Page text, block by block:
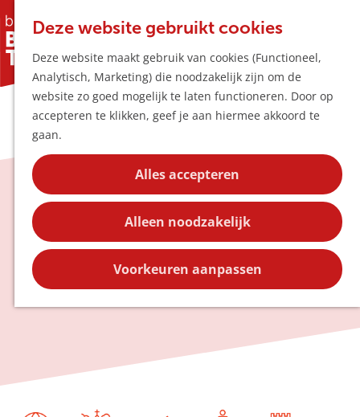
Deze website gebruikt cookies
Deze website maakt gebruik van cookies (Functioneel,
Analytisch, Marketing) die noodzakelijk zijn om de
website zo goed mogelijk te laten functioneren. Door op
accepteren te klikken, geef je aan hiermee akkoord te
gaan.
Alles accepteren
Alleen noodzakelijk
Voorkeuren aanpassen
e
K
a
r
t
Z
e
k
e
n
e
n
u
Hotspots
Uitagenda
Plan je bezoek
Bereikbaarheid
Overnachten
Kortingen
Blog
Contact
Dorpskernen
Ontdek de schoonheid van Boxtel, Liempde,
Esch en Lennisheuvel